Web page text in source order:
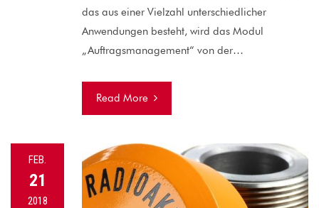
das aus einer Vielzahl unterschiedlicher
Anwendungen besteht, wird das Modul
„Auftragsmanagement“ von der…
Read More
FEB.
21
2018